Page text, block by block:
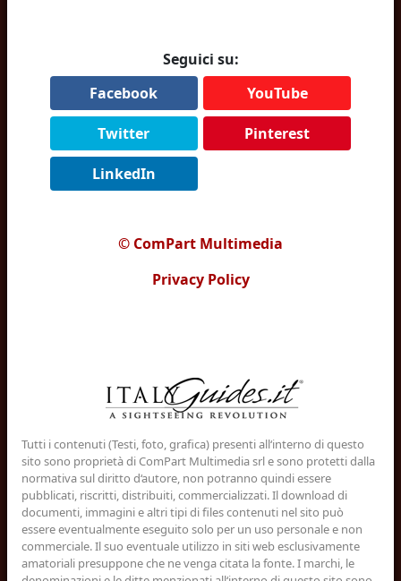
Seguici su:
Facebook
YouTube
Twitter Pinterest
LinkedIn
© ComPart Multimedia
Privacy Policy
Tutti i contenuti (Testi, foto, grafica) presenti all‘interno di questo
sito sono proprietà di ComPart Multimedia srl e sono protetti dalla
normativa sul diritto d‘autore, non potranno quindi essere
pubblicati, riscritti, distribuiti, commercializzati. Il download di
documenti, immagini e altri tipi di files contenuti nel sito può
essere eventualmente eseguito solo per un uso personale e non
commerciale. Il suo eventuale utilizzo in siti web esclusivamente
amatoriali presuppone che ne venga citata la fonte. I marchi, le